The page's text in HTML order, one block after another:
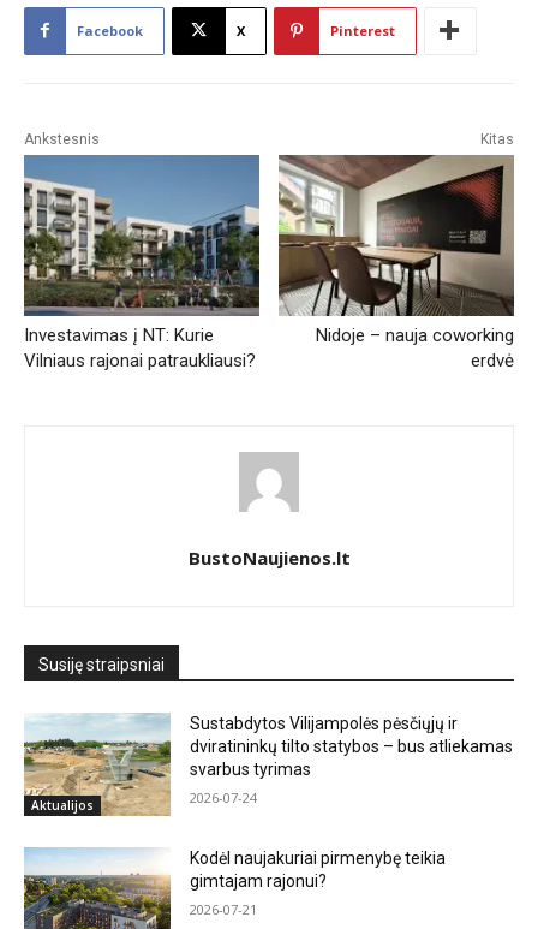
Facebook X Pinterest
Ankstesnis
Investavimas į NT: Kurie
Vilniaus rajonai patraukliausi?
Kitas
Nidoje – nauja coworking
erdvė
BustoNaujienos.lt
Susiję straipsniai
Aktualijos
Sustabdytos Vilijampolės pėsčiųjų ir
dviratininkų tilto statybos – bus atliekamas
svarbus tyrimas
2026-07-24
Kodėl naujakuriai pirmenybę teikia
gimtajam rajonui?
2026-07-21